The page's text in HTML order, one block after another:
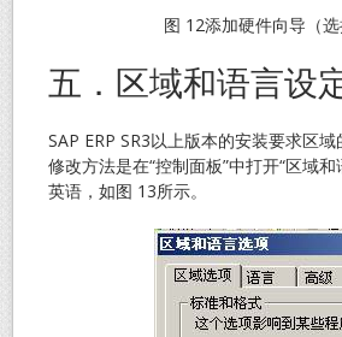
图 12添加硬件向导（
五．区域和语言设
SAP ERP SR3以上版本的安装要求区
修改方法是在“控制面板”中打开“区域
英语，如图 13所示。